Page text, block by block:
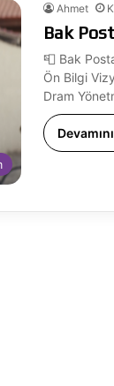
Ahmet
Bak
📮 Bak
Ön Bilgi
Dram